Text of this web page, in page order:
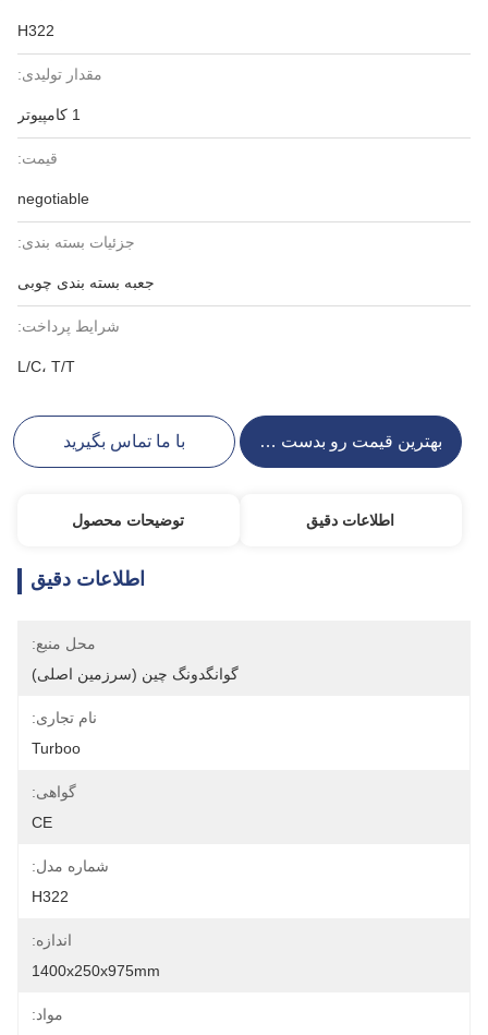
H322
مقدار تولیدی:
1 کامپیوتر
قیمت:
negotiable
جزئیات بسته بندی:
جعبه بسته بندی چوبی
شرایط پرداخت:
L/C، T/T
بهترین قیمت رو بدست بیار با ما تماس بگیرید
اطلاعات دقیق توضیحات محصول
اطلاعات دقیق
محل منبع:
گوانگدونگ چین (سرزمین اصلی)
نام تجاری:
Turboo
گواهی:
CE
شماره مدل:
H322
اندازه:
1400x250x975mm
مواد: